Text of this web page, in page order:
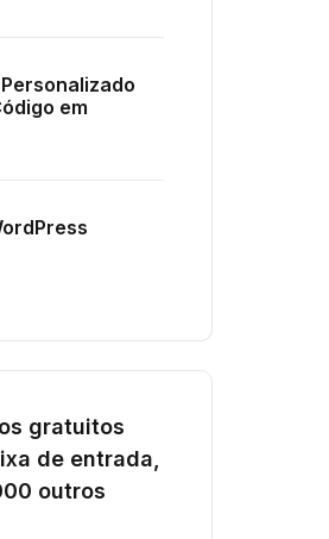
em
gratuitos
de entrada,
outros